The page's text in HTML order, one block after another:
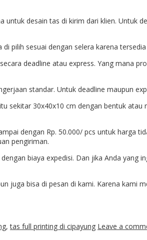
desain tas di kirim dari klien. Untuk
pilih sesuai dengan selera karena
deadline atau express. Yang mana
standar. Untuk deadline maupun
sekitar 30x40x10 cm dengan bentuk
dengan Rp. 50.000/ pcs untuk harga
pengiriman.
biaya expedisi. Dan jika Anda yang
juga bisa di pesan di kami. Karena kami
,tas full printing di cipayung Leave a